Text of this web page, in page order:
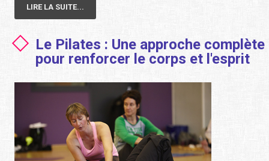
LIRE LA SUITE...
Le Pilates : Une approche complète
pour renforcer le corps et l'esprit